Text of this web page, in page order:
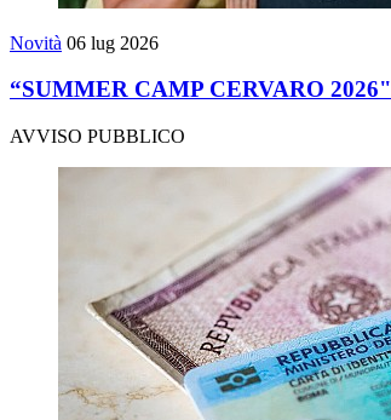
Novità 06 lug 2026
“SUMMER CAMP CERVARO 2026"
AVVISO PUBBLICO